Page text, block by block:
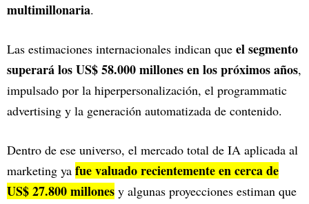
multimillonaria.
Las estimaciones internacionales indican que el segmento
superará los US$ 58.000 millones en los próximos años,
impulsado por la hiperpersonalización, el programmatic
advertising y la generación automatizada de contenido.
Dentro de ese universo, el mercado total de IA aplicada al
marketing ya fue valuado recientemente en cerca de
US$ 27.800 millones y algunas proyecciones estiman que